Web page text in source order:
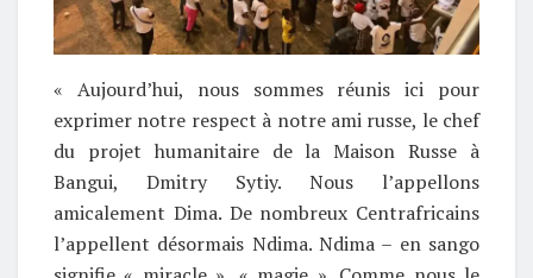
« Aujourd’hui, nous sommes réunis ici pour
exprimer notre respect à notre ami russe, le chef
du projet humanitaire de la Maison Russe à
Bangui, Dmitry Sytiy. Nous l’appellons
amicalement Dima. De nombreux Centrafricains
l’appellent désormais Ndima. Ndima – en sango